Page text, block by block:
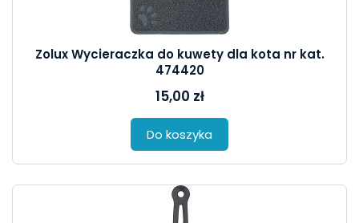
Zolux Wycieraczka do kuwety dla kota nr kat.
474420
15,00 zł
Do koszyka